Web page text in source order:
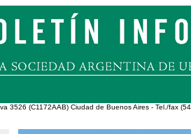
3526 (C1172AAB) Ciudad de Buenos Aires - Tel./fax